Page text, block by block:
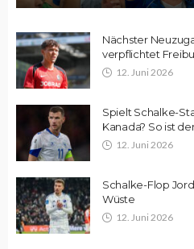
Nächster
verpflichtet
12. Juni 2026
Spielt Schalke-
Kanada? So ist
12. Juni 2026
Schalke-Flop
Wüste
12. Juni 2026